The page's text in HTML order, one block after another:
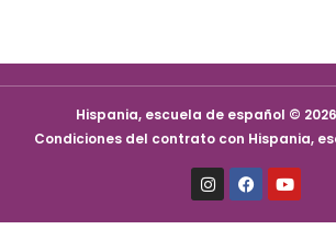
Hispania, escuela de español ©
Condiciones del contrato con Hispania,
I
n
s
t
F
a
c
e
Y
o
u
t